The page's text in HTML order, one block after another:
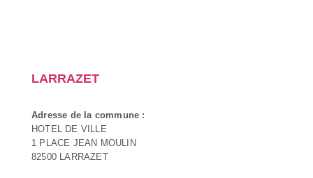
LARRAZET
Adresse de la commune :
HOTEL DE VILLE
1 PLACE JEAN MOULIN
82500 LARRAZET